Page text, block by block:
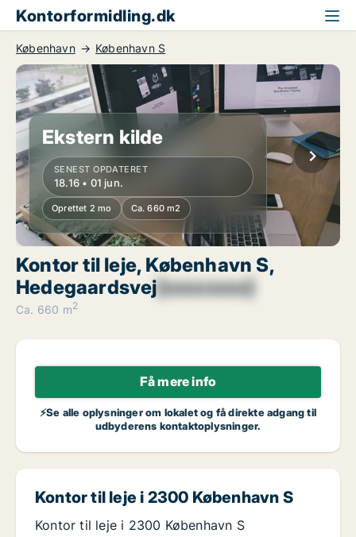
Kontorformidling.dk
København København S
Ekstern kilde
SENEST OPDATERET
18.16 • 01 jun.
Oprettet 2 mo Ca. 660 m2
Kontor til leje, København S,
Hedegaardsvej[xxxxxxxx]
Ca. 660 m2
Få mere info
⚡Se alle oplysninger om lokalet og få direkte adgang til
udbyderens kontaktoplysninger.
Kontor til leje i 2300 København S
Kontor til leje i 2300 København S